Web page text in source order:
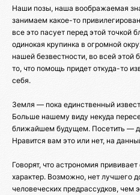
Наши позы, наша воображаемая
занимаем какое-то
все это пасует перед этой точкой
одинокая крупинка в огромной
нашей безвестности, во всей этой
то, что помощь придет откуда-то
себя.
Земля — пока единственный
Больше нашему виду некуда
ближайшем будущем. Посетить —
Нравится вам это или нет, на
Говорят, что астрономия
характер. Возможно, нет лучшего
человеческих предрассудков, чем